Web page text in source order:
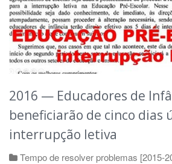
2016 — Educadores de
beneficiarão de cinco dias
interrupção letiva
Tempo de resolver problemas [2015-